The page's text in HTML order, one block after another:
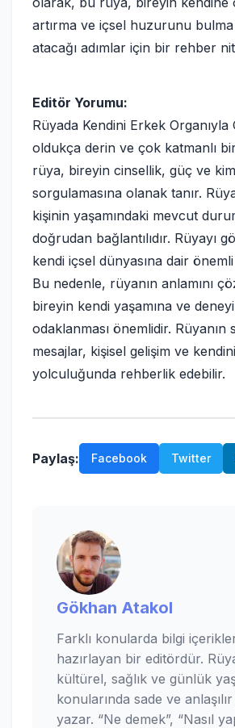
artırma ve içsel huzurunu
atacağı adımlar için bir rehber
Editör Yorumu:
Rüyada Kendini Erkek Organıyla
oldukça derin ve çok katmanlı
rüya, bireyin cinsellik, güç ve
sorgulamasına olanak tanır.
kişinin yaşamındaki mevcut
doğrudan bağlantılıdır. Rüyayı
kendi içsel dünyasına dair
Bu nedenle, rüyanın anlamını
bireyin kendi yaşamına ve
odaklanması önemlidir. Rüyanın
mesajlar, kişisel gelişim ve
yolculuğunda rehberlik edebilir.
Paylaş: Facebook Twitter
Gökhan Atakol
Farklı konularda bilgi
hazırlayan bir editördür.
kültürel, sağlık ve günlük
konularında sade ve
yazar. “Ne demek”, “Nasıl